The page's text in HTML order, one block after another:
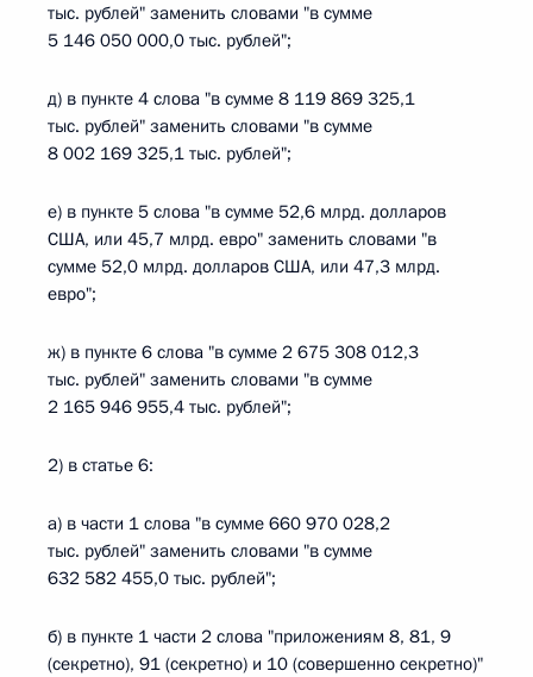
тыс. рублей" заменить словами "в сумме
5 146 050 000,0 тыс. рублей";
д) в пункте 4 слова "в сумме 8 119 869 325,1
тыс. рублей" заменить словами "в сумме
8 002 169 325,1 тыс. рублей";
е) в пункте 5 слова "в сумме 52,6 млрд. долларов
США, или 45,7 млрд. евро" заменить словами "в
сумме 52,0 млрд. долларов США, или 47,3 млрд.
евро";
ж) в пункте 6 слова "в сумме 2 675 308 012,3
тыс. рублей" заменить словами "в сумме
2 165 946 955,4 тыс. рублей";
2) в статье 6:
а) в части 1 слова "в сумме 660 970 028,2
тыс. рублей" заменить словами "в сумме
632 582 455,0 тыс. рублей";
б) в пункте 1 части 2 слова "приложениям 8, 81, 9
(секретно), 91 (секретно) и 10 (совершенно секретно)"